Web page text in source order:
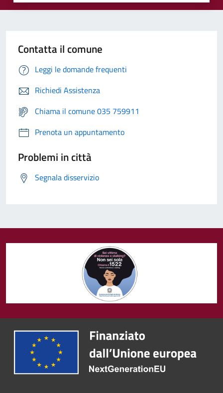
Contatta il comune
Leggi le domande frequenti
Richiedi Assistenza
Chiama il comune 035 759911
Prenota un appuntamento
Problemi in città
Segnala disservizio